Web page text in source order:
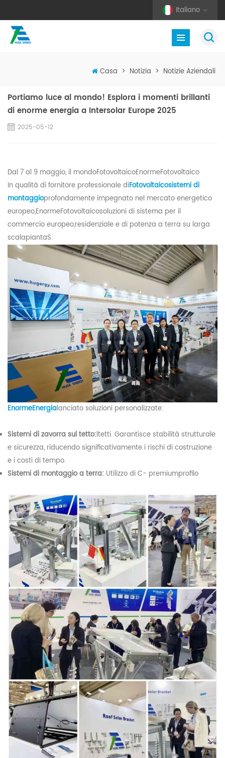
Italiano
Casa > Notizia > Notizie Aziendali
Portiamo luce al mondo! Esplora i momenti brillanti
di enorme energia a Intersolar Europe 2025
2025-05-12
Dal 7 al 9 maggio, il mondoFotovoltaicoEnormeFotovoltaico
In qualità di fornitore professionale diFotovoltaicosistemi di
montaggioprofondamente impegnato nel mercato energetico
europeo,EnormeFotovoltaicosoluzioni di sistema per il
commercio europeo,residenziale e di potenza a terra su larga
scalapiantaS.
EnormeEnergialanciato soluzioni personalizzate:
Sistemi di zavorra sul tetto:ltetti. Garantisce stabilità strutturale
e sicurezza, riducendo significativamente i rischi di costruzione
e i costi di tempo.
Sistemi di montaggio a terra: Utilizzo di C- premiumprofilo